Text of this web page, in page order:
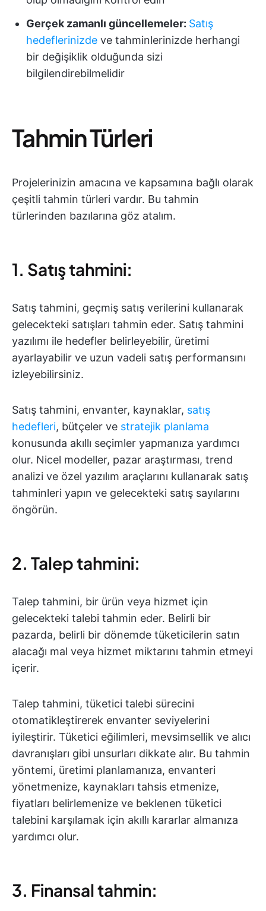
Gerçek zamanlı güncellemeler: Satış
hedeflerinizde ve tahminlerinizde herhangi
bir değişiklik olduğunda sizi
bilgilendirebilmelidir
Tahmin Türleri
Projelerinizin amacına ve kapsamına bağlı olarak
çeşitli tahmin türleri vardır. Bu tahmin
türlerinden bazılarına göz atalım.
1. Satış tahmini:
Satış tahmini, geçmiş satış verilerini kullanarak
gelecekteki satışları tahmin eder. Satış tahmini
yazılımı ile hedefler belirleyebilir, üretimi
ayarlayabilir ve uzun vadeli satış performansını
izleyebilirsiniz.
Satış tahmini, envanter, kaynaklar, satış
hedefleri, bütçeler ve stratejik planlama
konusunda akıllı seçimler yapmanıza yardımcı
olur. Nicel modeller, pazar araştırması, trend
analizi ve özel yazılım araçlarını kullanarak satış
tahminleri yapın ve gelecekteki satış sayılarını
öngörün.
2. Talep tahmini:
Talep tahmini, bir ürün veya hizmet için
gelecekteki talebi tahmin eder. Belirli bir
pazarda, belirli bir dönemde tüketicilerin satın
alacağı mal veya hizmet miktarını tahmin etmeyi
içerir.
Talep tahmini, tüketici talebi sürecini
otomatikleştirerek envanter seviyelerini
iyileştirir. Tüketici eğilimleri, mevsimsellik ve alıcı
davranışları gibi unsurları dikkate alır. Bu tahmin
yöntemi, üretimi planlamanıza, envanteri
yönetmenize, kaynakları tahsis etmenize,
fiyatları belirlemenize ve beklenen tüketici
talebini karşılamak için akıllı kararlar almanıza
yardımcı olur.
3. Finansal tahmin: